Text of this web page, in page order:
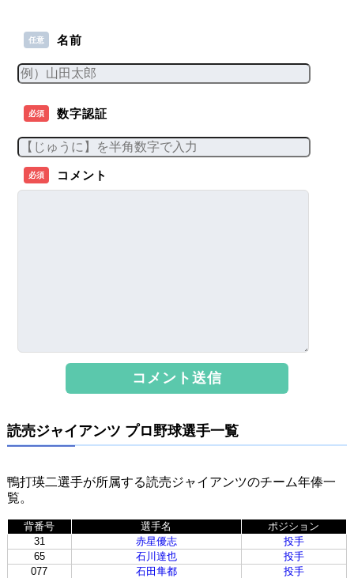
任意 名前
必須 数字認証
必須 コメント
読売ジャイアンツ プロ野球選手一覧
鴨打瑛二選手が所属する読売ジャイアンツのチーム年俸一
覧。
背番号 選手名
ポジション
31
赤星優志
投手
65
石川達也
投手
077
石田隼都
投手